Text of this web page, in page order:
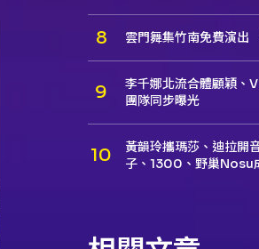
雲門舞集竹南免費演
李千娜北流合體顧穎
團隊同步曝光
黃韻玲攜瑪莎、迪拉
子、1300、野巢Nosu